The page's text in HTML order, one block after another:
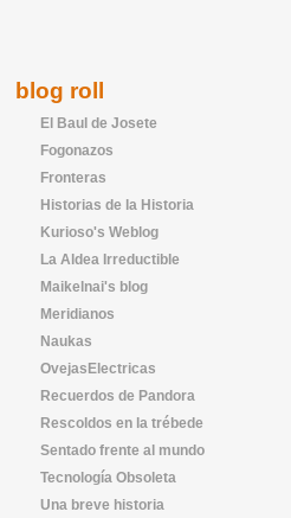
blog roll
El Baul de Josete
Fogonazos
Fronteras
Historias de la Historia
Kurioso's Weblog
La Aldea Irreductible
Maikelnai's blog
Meridianos
Naukas
OvejasElectricas
Recuerdos de Pandora
Rescoldos en la trébede
Sentado frente al mundo
Tecnología Obsoleta
Una breve historia